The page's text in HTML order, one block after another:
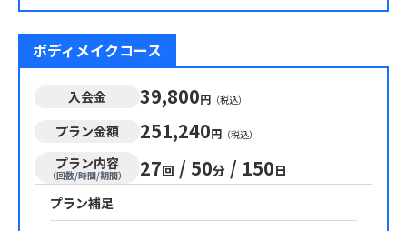
ボディメイクコース
入会金 39,800円 （税込）
プラン金額 251,240円 （税込）
プラン内容
（回数/時間/期間） 27回 / 50分 / 150日
プラン補足